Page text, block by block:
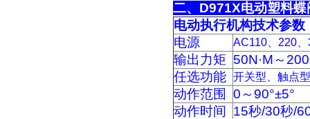
二、D971X
电动执行机构技术参数
电源
AC110、220
输出力矩 50N·M～
任选功能 开关型、触点
动作范围
0～90°±5°
动作时间
15秒/30秒/